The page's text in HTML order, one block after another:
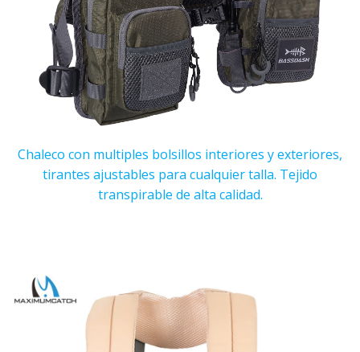
Chaleco con multiples bolsillos interiores y exteriores,
tirantes ajustables para cualquier talla. Tejido
transpirable de alta calidad.